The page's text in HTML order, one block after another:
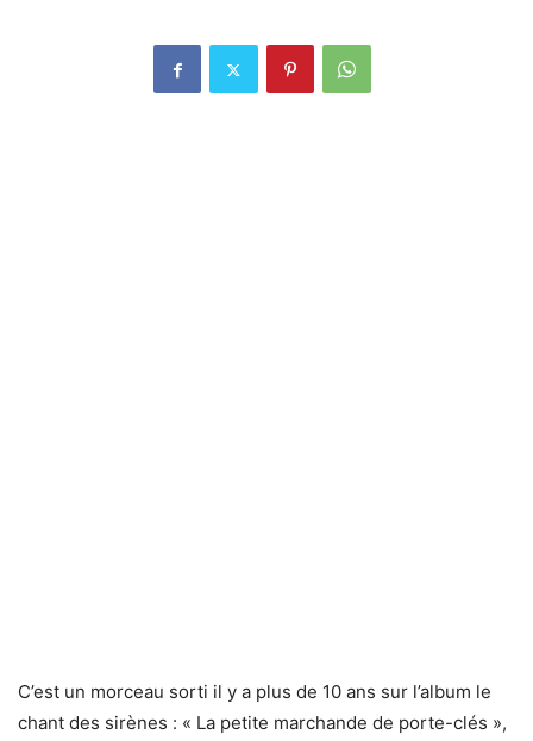
C’est un morceau sorti il y a plus de 10 ans sur l’album le
chant des sirènes : « La petite marchande de porte-clés »,